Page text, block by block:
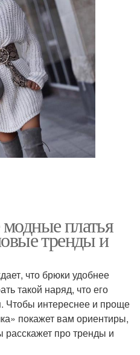
платья
тренды и
что брюки удобнее
такой наряд, что его
Чтобы интереснее и проще
покажет вам ориентиры,
про тренды и